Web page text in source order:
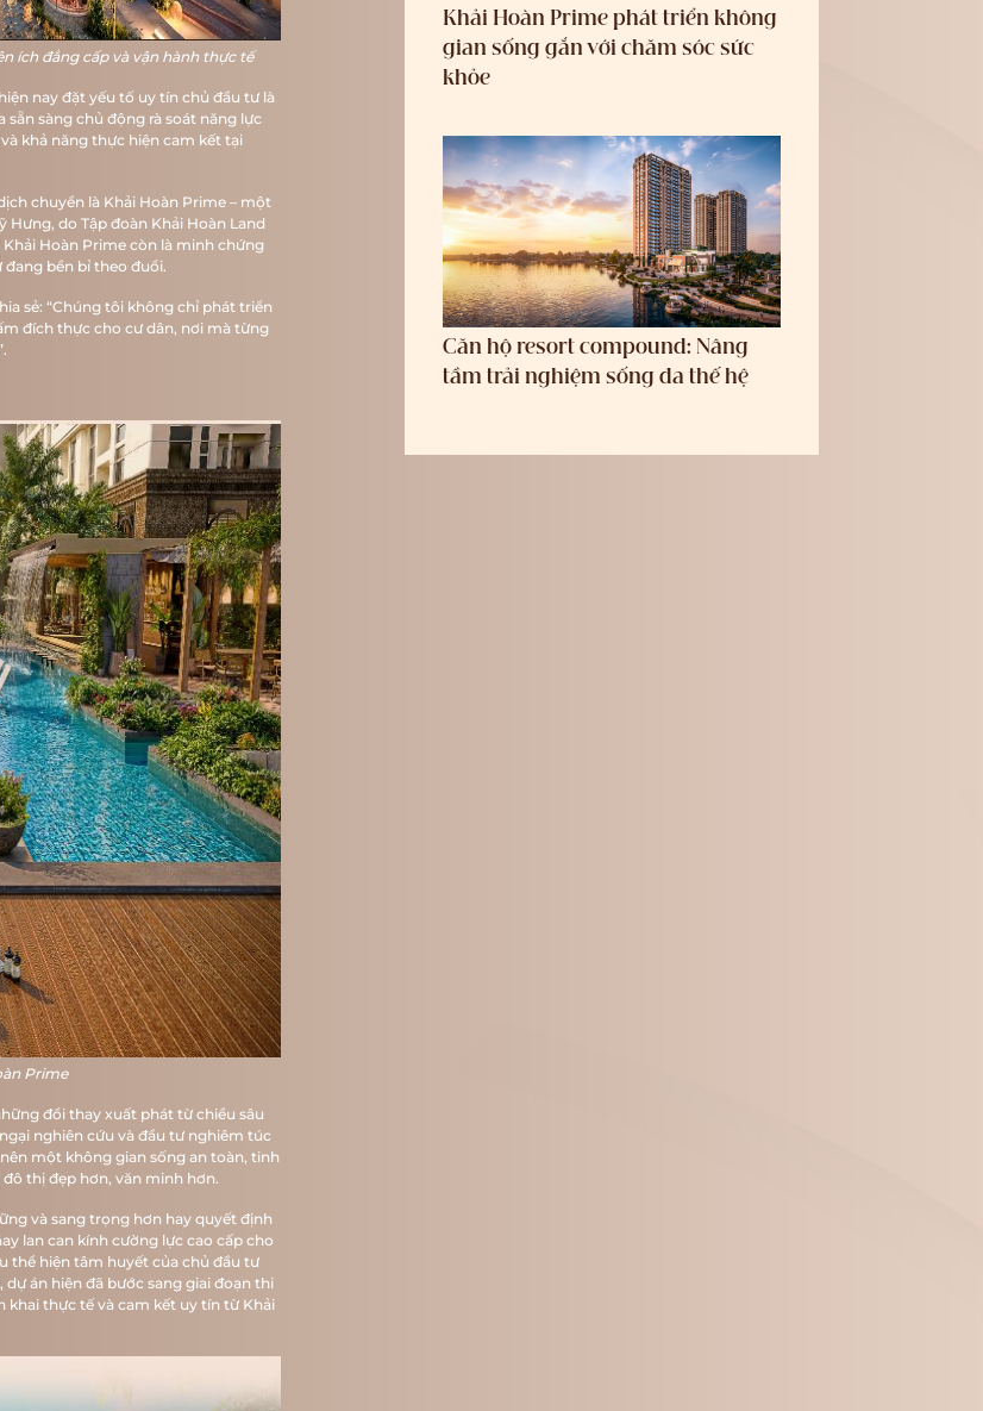
TRANG CHỦ
GIỚI THIỆU
VỊ TRÍ
TIỆN ÍCH
MẶT BẰNG
VR 360
THƯ VIỆN
TIN TỨC
ích đẳng cấp và vận hành thực tế
nay đặt yếu tố uy tín chủ đầu tư là
sàng chủ động rà soát năng lực
khả năng thực hiện cam kết tại
chuyển là Khải Hoàn Prime – một
do Tập đoàn Khải Hoàn Land
Hoàn Prime còn là minh chứng
bền bỉ theo đuổi.
sẻ: “Chúng tôi không chỉ phát triển
đích thực cho cư dân, nơi mà từng
Prime
đổi thay xuất phát từ chiều sâu
nghiên cứu và đầu tư nghiêm túc
một không gian sống an toàn, tinh
thị đẹp hơn, văn minh hơn.
và sang trọng hơn hay quyết định
lan can kính cường lực cao cấp cho
thể hiện tâm huyết của chủ đầu tư
án hiện đã bước sang giai đoạn thi
thực tế và cam kết uy tín từ Khải
Khải Hoàn Prime phát triển không
gian sống gắn với chăm sóc sức
khỏe
Căn hộ resort compound: Nâng
tầm trải nghiệm sống đa thế hệ